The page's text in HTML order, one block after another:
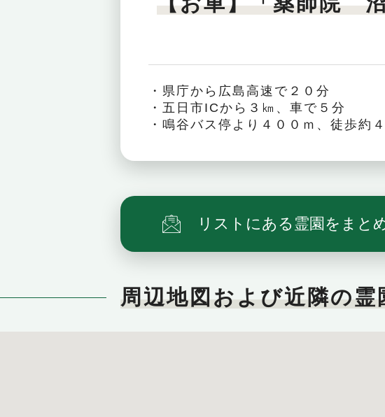
・県庁から広島高速で２０分
・五日市ICから３㎞、車で５分
・鳴谷バス停より４００ｍ、徒歩約
リストにある霊園をまと
周辺地図および近隣の霊